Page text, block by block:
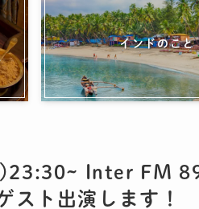
インドのこと
Inter FM
スト出演します！